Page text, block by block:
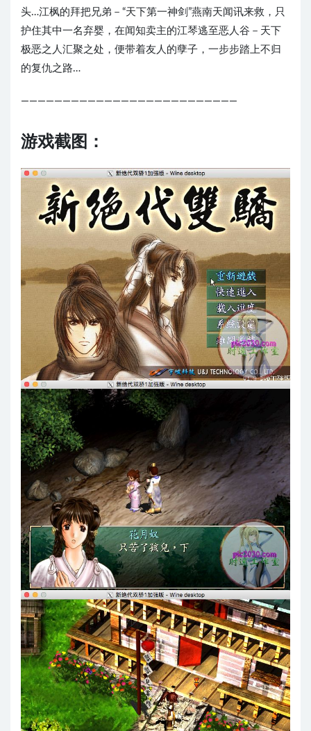
头…江枫的拜把兄弟－“天下第一神剑”燕南天闻讯来救，只
护住其中一名弃婴，在闻知卖主的江琴逃至恶人谷－天下
极恶之人汇聚之处，便带着友人的孽子，一步步踏上不归
的复仇之路…
——————————————————————————
游戏截图：